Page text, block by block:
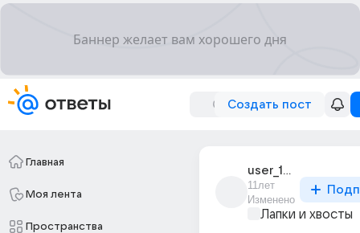
Создать пост
Главная
Моя лента
Пространства
user_179531359
11лет
Изменено
Лапки и хвосты